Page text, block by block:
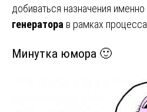
добиваться назначения именно
генератора в рамках процесса.
Минутка юмора 🙂